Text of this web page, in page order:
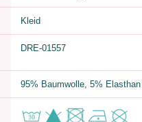
Kleid
DRE-01557
95% Baumwolle, 5% Elasthan